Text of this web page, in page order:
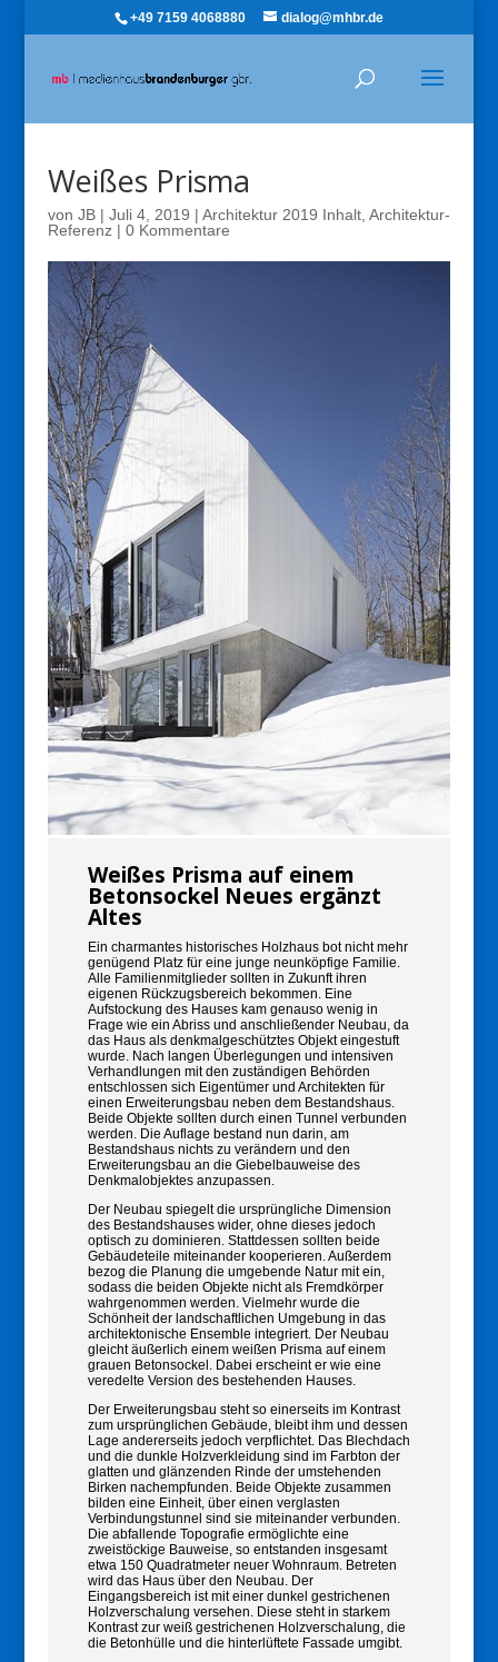
+49 7159 4068880 dialog@mhbr.de
Weißes Prisma
von JB| Juli 4, 2019 | Architektur 2019 Inhalt, Architektur-
Referenz| 0 Kommentare
Weißes Prisma auf einem
Betonsockel Neues ergänzt
Altes
Ein charmantes historisches Holzhaus bot nicht mehr
genügend Platz für eine junge neunköpfige Familie.
Alle Familienmitglieder sollten in Zukunft ihren
eigenen Rückzugsbereich bekommen. Eine
Aufstockung des Hauses kam genauso wenig in
Frage wie ein Abriss und anschließender Neubau, da
das Haus als denkmalgeschütztes Objekt eingestuft
wurde. Nach langen Überlegungen und intensiven
Verhandlungen mit den zuständigen Behörden
entschlossen sich Eigentümer und Architekten für
einen Erweiterungsbau neben dem Bestandshaus.
Beide Objekte sollten durch einen Tunnel verbunden
werden. Die Auflage bestand nun darin, am
Bestandshaus nichts zu verändern und den
Erweiterungsbau an die Giebelbauweise des
Denkmalobjektes anzupassen.
Der Neubau spiegelt die ursprüngliche Dimension
des Bestandshauses wider, ohne dieses jedoch
optisch zu dominieren. Stattdessen sollten beide
Gebäudeteile miteinander kooperieren. Außerdem
bezog die Planung die umgebende Natur mit ein,
sodass die beiden Objekte nicht als Fremdkörper
wahrgenommen werden. Vielmehr wurde die
Schönheit der landschaftlichen Umgebung in das
architektonische Ensemble integriert. Der Neubau
gleicht äußerlich einem weißen Prisma auf einem
grauen Betonsockel. Dabei erscheint er wie eine
veredelte Version des bestehenden Hauses.
Der Erweiterungsbau steht so einerseits im Kontrast
zum ursprünglichen Gebäude, bleibt ihm und dessen
Lage andererseits jedoch verpflichtet. Das Blechdach
und die dunkle Holzverkleidung sind im Farbton der
glatten und glänzenden Rinde der umstehenden
Birken nachempfunden. Beide Objekte zusammen
bilden eine Einheit, über einen verglasten
Verbindungstunnel sind sie miteinander verbunden.
Die abfallende Topografie ermöglichte eine
zweistöckige Bauweise, so entstanden insgesamt
etwa 150 Quadratmeter neuer Wohnraum. Betreten
wird das Haus über den Neubau. Der
Eingangsbereich ist mit einer dunkel gestrichenen
Holzverschalung versehen. Diese steht in starkem
Kontrast zur weiß gestrichenen Holzverschalung, die
die Betonhülle und die hinterlüftete Fassade umgibt.